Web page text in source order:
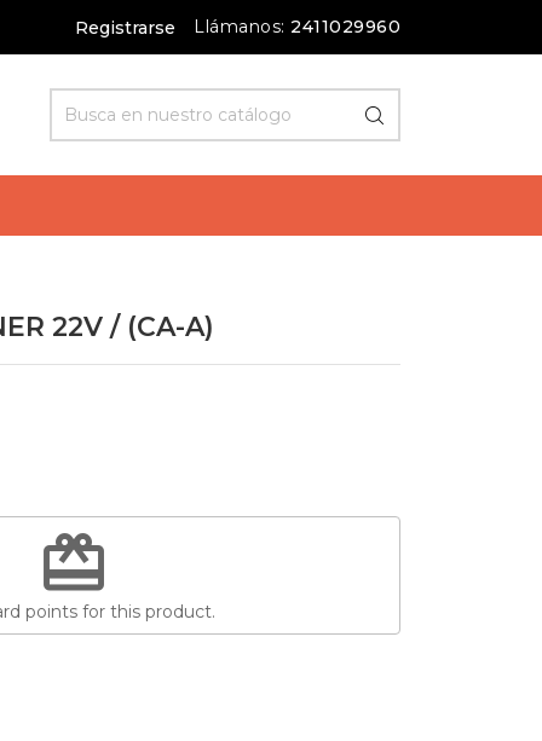
Registrarse Llámanos: 2411029960
22V / (CA-A)
redeem
points for this product.